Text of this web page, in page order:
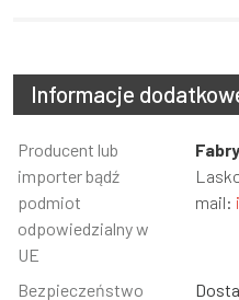
Informacje
Informacja
Wartość
Producent lub
importer bądź
podmiot
odpowiedzialny w
UE
mail:
Bezpieczeństwo